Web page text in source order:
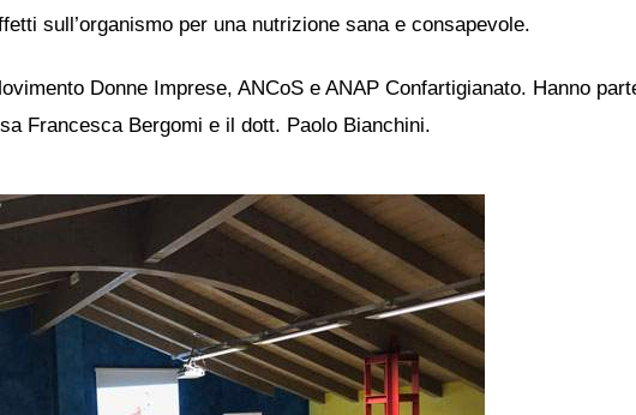
sull’organismo per una nutrizione sana e consapevole.
Donne Imprese, ANCoS e ANAP Confartigianato. Hanno
Francesca Bergomi e il dott. Paolo Bianchini.